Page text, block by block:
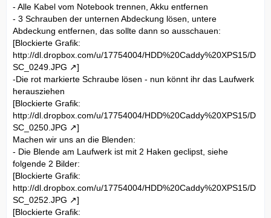
- Alle Kabel vom Notebook trennen, Akku entfernen
- 3 Schrauben der unternen Abdeckung lösen, untere
Abdeckung entfernen, das sollte dann so ausschauen:
[Blockierte Grafik:
http://dl.dropbox.com/u/17754004/HDD%20Caddy%20XPS15/D
SC_0249.JPG
]
-Die rot markierte Schraube lösen - nun könnt ihr das Laufwerk
herausziehen
[Blockierte Grafik:
http://dl.dropbox.com/u/17754004/HDD%20Caddy%20XPS15/D
SC_0250.JPG
]
Machen wir uns an die Blenden:
- Die Blende am Laufwerk ist mit 2 Haken geclipst, siehe
folgende 2 Bilder:
[Blockierte Grafik:
http://dl.dropbox.com/u/17754004/HDD%20Caddy%20XPS15/D
SC_0252.JPG
]
[Blockierte Grafik: